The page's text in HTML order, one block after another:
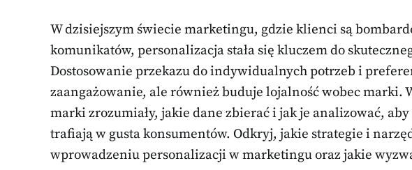
W dzisiejszym świecie marketingu, gdzie klienci są
komunikatów, personalizacja stała się kluczem do
Dostosowanie przekazu do indywidualnych potrzeb i
zaangażowanie, ale również buduje lojalność wobec marki.
marki zrozumiały, jakie dane zbierać i jak je analizować,
trafiają w gusta konsumentów. Odkryj, jakie strategie i
wprowadzeniu personalizacji w marketingu oraz jakie